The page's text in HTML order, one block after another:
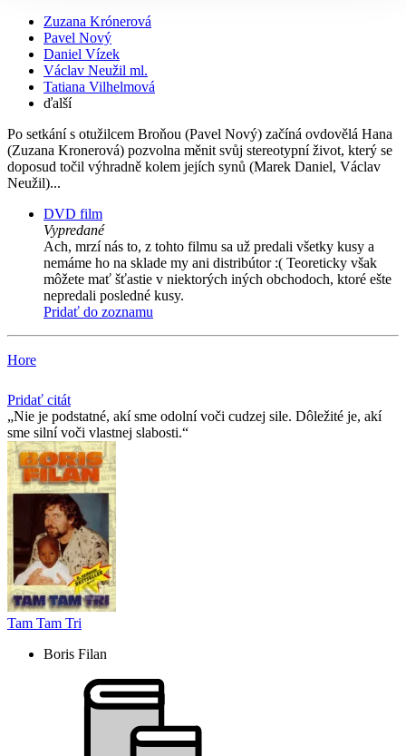
Zuzana Krónerová
Pavel Nový
Daniel Vízek
Václav Neužil ml.
Tatiana Vilhelmová
ďalší
Po setkání s otužilcem Broňou (Pavel Nový) začíná ovdovělá Hana
(Zuzana Kronerová) pozvolna měnit svůj stereotypní život, který se
doposud točil výhradně kolem jejích synů (Marek Daniel, Václav
Neužil)...
DVD film
Vypredané
Ach, mrzí nás to, z tohto filmu sa už predali všetky kusy a
nemáme ho na sklade my ani distribútor :( Teoreticky však
môžete mať šťastie v niektorých iných obchodoch, ktoré ešte
nepredali posledné kusy.
Pridať do zoznamu
Hore
Pridať citát
Nie je podstatné, akí sme odolní voči cudzej sile. Dôležité je, akí
sme silní voči vlastnej slabosti.
Tam Tam Tri
Boris Filan